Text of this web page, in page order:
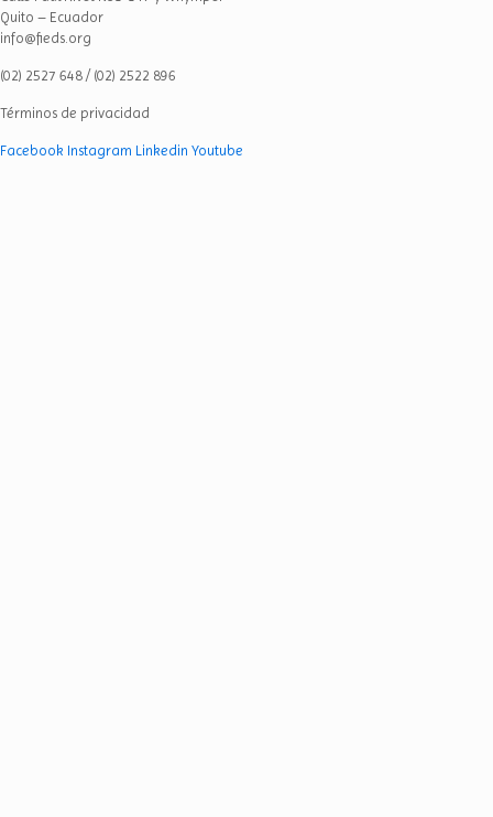
Quito – Ecuador
info@fieds.org
(02) 2527 648 / (02) 2522 896
Términos de privacidad
Facebook Instagram Linkedin Youtube